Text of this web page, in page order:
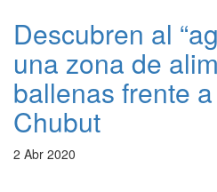
Descubren al
una zona de
ballenas frente
Chubut
2 Abr 2020